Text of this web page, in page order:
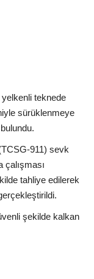
yelkenli teknede
sürüklenmeye
911) sevk
çalışması
tahliye edilerek
şekilde kalkan